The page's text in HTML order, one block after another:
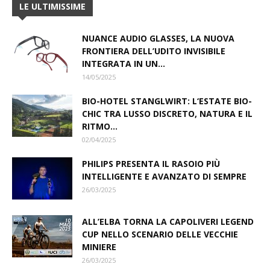
LE ULTIMISSIME
NUANCE AUDIO GLASSES, LA NUOVA
FRONTIERA DELL’UDITO INVISIBILE
INTEGRATA IN UN...
14/05/2025
BIO-HOTEL STANGLWIRT: L‘ESTATE BIO-
CHIC TRA LUSSO DISCRETO, NATURA E IL
RITMO...
02/04/2025
PHILIPS PRESENTA IL RASOIO PIÙ
INTELLIGENTE E AVANZATO DI SEMPRE
26/03/2025
ALL’ELBA TORNA LA CAPOLIVERI LEGEND
CUP NELLO SCENARIO DELLE VECCHIE
MINIERE
26/03/2025